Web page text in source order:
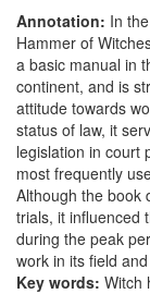
Annotation: In
Hammer of
a basic manual in
continent, and is
attitude towards
status of law, it
legislation in court
most frequently
Although the book
trials, it influenced
during the peak
work in its field
Key words: Witch